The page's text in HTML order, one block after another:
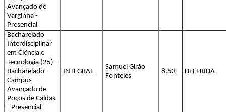
Avançado de
Varginha -
Presencial
Bacharelado
Interdisciplinar
em Ciência e
Tecnologia (25) -
Bacharelado -
Campus
Avançado de
Poços de Caldas
- Presencial
INTEGRAL
Samuel Girão
Fonteles
8.53 DEFERIDA